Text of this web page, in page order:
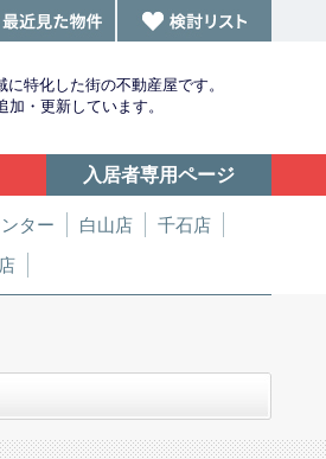
特化した街の不動産屋です。
・更新しています。
入居者専用ページ
ター 白山店
千石店